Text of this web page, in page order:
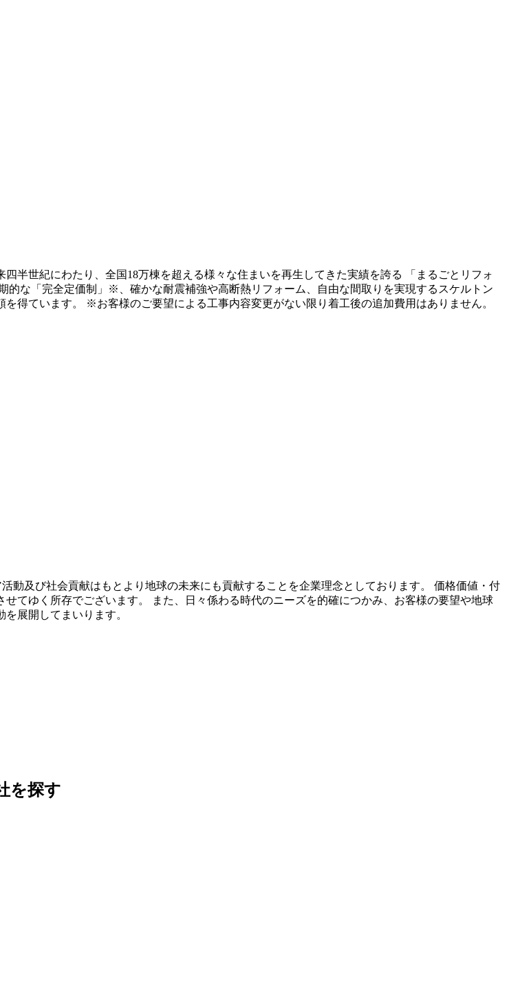
半世紀にわたり、全国18万棟を超える様々な住まいを再生してきた実績を誇る 「まるごとリフォ
な「完全定価制」※、確かな耐震補強や高断熱リフォーム、自由な間取りを実現するスケルトン
得ています。 ※お客様のご要望による工事内容変更がない限り着工後の追加費用はありません。
及び社会貢献はもとより地球の未来にも貢献することを企業理念としております。 価格価値・付
てゆく所存でございます。 また、日々係わる時代のニーズを的確につかみ、お客様の要望や地球
展開してまいります。
を探す